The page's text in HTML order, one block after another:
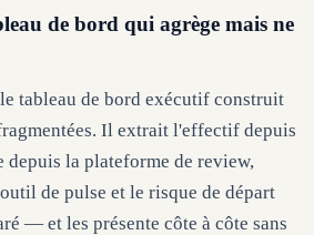
de bord qui agrège mais ne
tableau de bord exécutif construit
Il extrait l'effectif depuis
depuis la plateforme de review,
de pulse et le risque de départ
— et les présente côte à côte sans